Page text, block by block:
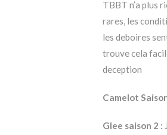
TBBT n’a plus
rares, les
les deboires
trouve cela
deception
Camelot
Glee saison 2 :